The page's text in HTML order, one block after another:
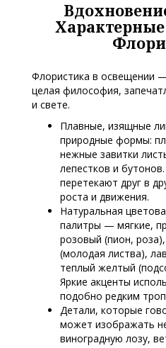
Флористика в освещении
целая философия,
и свете.
Плавные, изящные
природные формы:
нежные завитки
лепестков и
перетекают друг в
роста и движения.
Натуральная
палитры — мягкие,
розовый (пион,
(молодая листва),
теплый желтый
Яркие акценты
подобно редким
Детали, которые
может изображать
виноградную лозу,